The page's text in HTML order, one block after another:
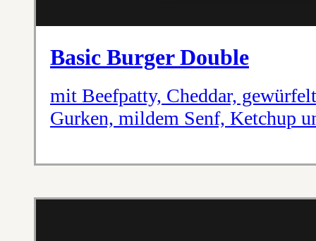
Basic Burger Double
mit Beefpatty, Cheddar,
Gurken, mildem Senf, Ketchup